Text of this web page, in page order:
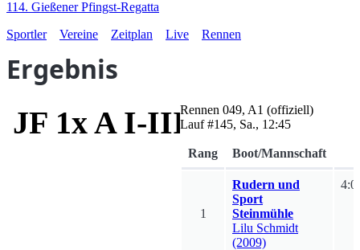
114. Gießener Pfingst-Regatta
Sportler
Vereine Zeitplan Live Rennen
Ergebnis
JF 1x A I-IIIRennen 049, A1 (offiziell)
Lauf #145, Sa., 12:45
Rang Boot/Mannschaft
1
Rudern und
Sport
Steinmühle
Lilu Schmidt
(2009)